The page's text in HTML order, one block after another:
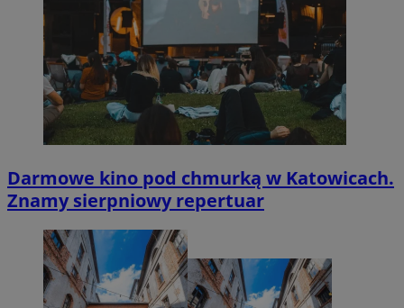
Darmowe kino pod chmurką w Katowicach.
Znamy sierpniowy repertuar